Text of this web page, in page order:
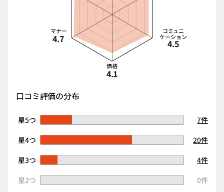
コミュニ
ケーション
4.5
価格
4.1
マナー
4.7
口コミ評価の分布
星5つ
7件
星4つ
20件
星3つ
4件
星2つ
0件